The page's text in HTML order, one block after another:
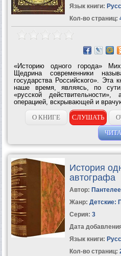
Язык книги:
Кол-во страниц:
«Историю одного города»
Щедрина современники
государства Российского». Эта
наше время, являясь, по
«русской действительности»,
операцией, вскрывающей и
О КНИГЕ
СЛУШАТЬ
История
автографа
Автор:
Жанр: Детские:
Серия: 3
Дата
Язык книги:
Кол-во страниц: